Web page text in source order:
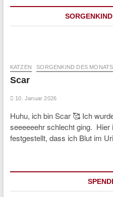
KATZEN SORGENKIND DES MONATS
Scar
10. Januar 2026
Huhu, ich bin Scar 🥰 Ich
seeeeeehr schlecht ging. Hier
festgestellt, dass ich Blut im